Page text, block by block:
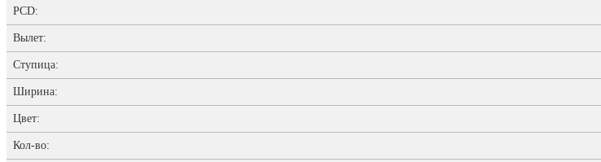
PCD:
Вылет:
Ступица:
Ширина:
Цвет:
Кол-во: